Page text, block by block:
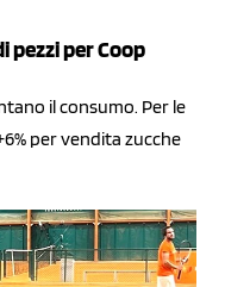
pezzi per Coop
il consumo. Per le
per vendita zucche